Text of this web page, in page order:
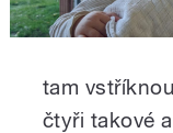
tam
čtyři takové